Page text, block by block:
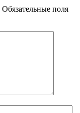
Обязательные поля